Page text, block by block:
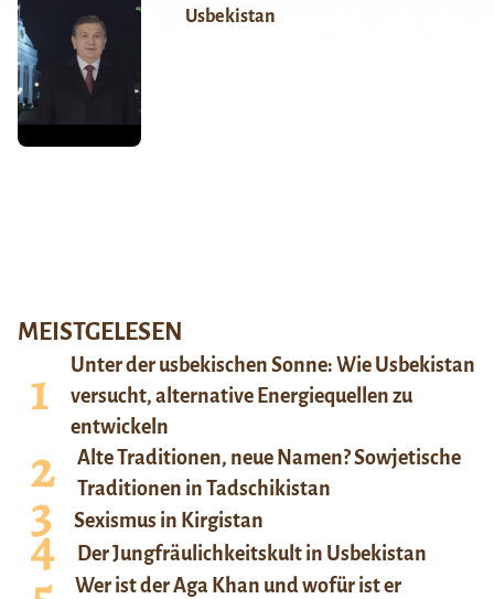
Usbekistan
MEISTGELESEN
Unter der usbekischen Sonne: Wie Usbekistan
versucht, alternative Energiequellen zu
entwickeln
Alte Traditionen, neue Namen? Sowjetische
Traditionen in Tadschikistan
Sexismus in Kirgistan
Der Jungfräulichkeitskult in Usbekistan
Wer ist der Aga Khan und wofür ist er